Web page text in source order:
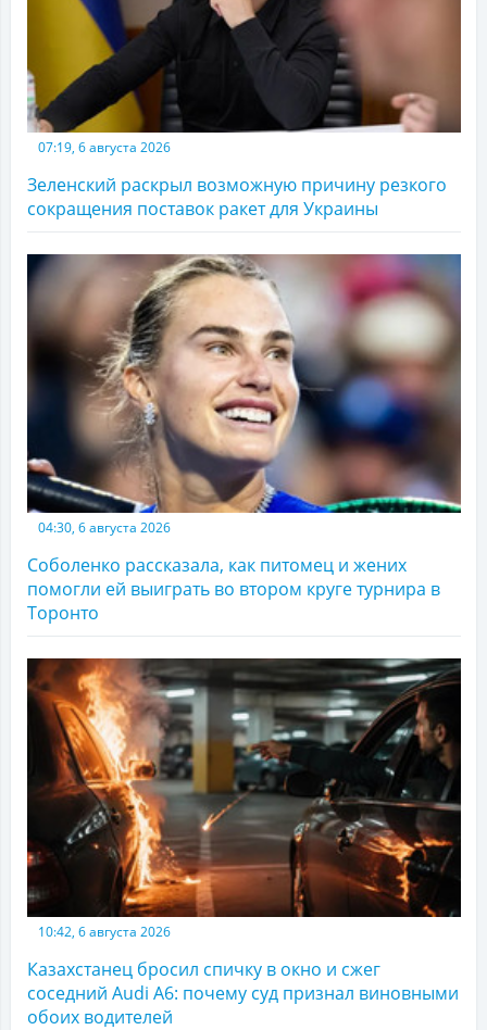
07:19, 6 августа 2026
Зеленский раскрыл возможную причину резкого
сокращения поставок ракет для Украины
04:30, 6 августа 2026
Соболенко рассказала, как питомец и жених
помогли ей выиграть во втором круге турнира в
Торонто
10:42, 6 августа 2026
Казахстанец бросил спичку в окно и сжег
соседний Audi A6: почему суд признал виновными
обоих водителей